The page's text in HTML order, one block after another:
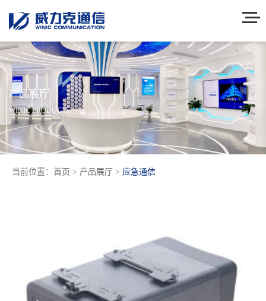
产品展厅
WINIC PRODUCTS
当前位置： 首页 > 产品展厅 > 应急通信